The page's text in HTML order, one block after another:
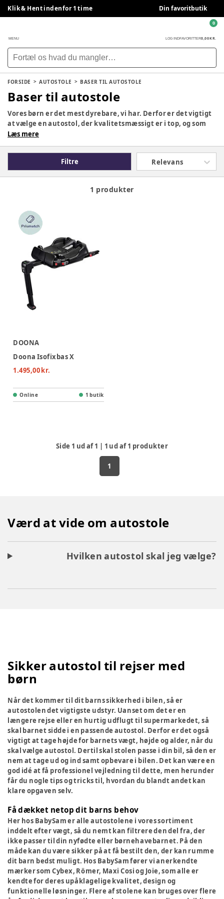
Klik & Hent indenfor 1 time Din favoritbutik
MENU LOG INDFAVORITTER0,00 KR.
0
FORSIDE AUTOSTOLE BASER TIL AUTOSTOLE
Baser til autostole
Vores børn er det mest dyrebare, vi har. Derfor er det vigtigt
at vælge en autostol, der kvalitetsmæssigt er i top, og som
samtidig opfylder alle de krav og behov, I har som familie. Vi
fra babyautostole og helt op til barnet ikke længere behøver
en autostol at sidde i. Her på siden finder du populære
mærker som Cybex, Britax Römer og Maxi Cosi.
Læs mere
Filtre Relevans
1 produkter
DOONA
Doona Isofixbas X
1.495,00 kr.
Online 1 butik
Side 1 ud af1 | 1 ud af1 produkter
1
Værd at vide om autostole
Hvilken autostol skal jeg vælge?
Sikker autostol til rejser med
børn
Når det kommer til dit barns sikkerhed i bilen, så er
autostolen det vigtigste udstyr. Uanset om det er en
længere rejse eller en hurtig udflugt til supermarkedet, så
skal barnet sidde i en passende autostol. Derfor er det også
vigtigt at tage højde for barnets vægt, højde og alder, når du
skal vælge autostol. Dertil skal stolen passe i din bil, så den er
nem at tage ud og ind samt opbevare i bilen. Det kan være en
god idé at få professionel vejledning til dette, men herunder
får du nogle tips og tricks til, hvordan du blandt andet kan
klare opgaven selv.
Få dækket netop dit barns behov
Her hos BabySam er alle autostolene i vores sortiment
inddelt efter vægt, så du nemt kan filtrere den del fra, der
ikke passer til din nyfødte eller børnehavebarnet. På den
måde kan du være sikker på at få bestilt den, der kan rumme
dit barn bedst muligt. Hos BabySam fører vi anerkendte
mærker som Cybex, Römer, Maxi Cosi og Joie, som alle er
kendte for deres upåklagelige kvalitet, design og
funktionelle løsninger. Flere af stolene kan bruges over flere